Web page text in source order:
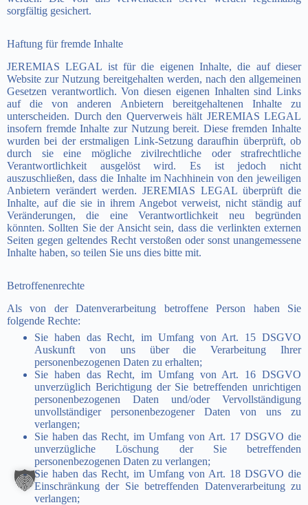
sorgfältig gesichert.
Haftung für fremde Inhalte
JEREMIAS LEGAL ist für die eigenen Inhalte, die auf dieser
Website zur Nutzung bereitgehalten werden, nach den allgemeinen
Gesetzen verantwortlich. Von diesen eigenen Inhalten sind Links
auf die von anderen Anbietern bereitgehaltenen Inhalte zu
unterscheiden. Durch den Querverweis hält JEREMIAS LEGAL
insofern fremde Inhalte zur Nutzung bereit. Diese fremden Inhalte
wurden bei der erstmaligen Link-Setzung daraufhin überprüft, ob
durch sie eine mögliche zivilrechtliche oder strafrechtliche
Verantwortlichkeit ausgelöst wird. Es ist jedoch nicht
auszuschließen, dass die Inhalte im Nachhinein von den jeweiligen
Anbietern verändert werden. JEREMIAS LEGAL überprüft die
Inhalte, auf die sie in ihrem Angebot verweist, nicht ständig auf
Veränderungen, die eine Verantwortlichkeit neu begründen
könnten. Sollten Sie der Ansicht sein, dass die verlinkten externen
Seiten gegen geltendes Recht verstoßen oder sonst unangemessene
Inhalte haben, so teilen Sie uns dies bitte mit.
Betroffenenrechte
Als von der Datenverarbeitung betroffene Person haben Sie
folgende Rechte:
Sie haben das Recht, im Umfang von Art. 15 DSGVO
Auskunft von uns über die Verarbeitung Ihrer
personenbezogenen Daten zu erhalten;
Sie haben das Recht, im Umfang von Art. 16 DSGVO
unverzüglich Berichtigung der Sie betreffenden unrichtigen
personenbezogenen Daten und/oder Vervollständigung
unvollständiger personenbezogener Daten von uns zu
verlangen;
Sie haben das Recht, im Umfang von Art. 17 DSGVO die
unverzügliche Löschung der Sie betreffenden
personenbezogenen Daten zu verlangen;
Sie haben das Recht, im Umfang von Art. 18 DSGVO die
Einschränkung der Sie betreffenden Datenverarbeitung zu
verlangen;